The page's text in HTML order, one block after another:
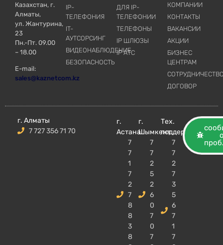
Казахстан, г.
Алматы,
ул. Жантурина,
23
Пн.-Пт. 09.00
– 18.00
E-mail:
sales@kaznetcom.kz
IP-
ТЕЛЕФОНИЯ
IT-
АУТСОРСИНГ
ВИДЕОНАБЛЮДЕНИЕ
БЕЗОПАСНОСТЬ
ДЛЯ IP-
ТЕЛЕФОНИИ
ТЕЛЕФОНЫ
IP ШЛЮЗЫ
IP АТС
КОМПАНИИ
КОНТАКТЫ
ВАКАНСИИ
АКЦИИ
БИЗНЕС
ЦЕНТРАМ
ДОГОВОР
г. Алматы
7 727 356 71 70
г.
Астана
7
7
1
7
2
7
8
8
3
8
г.
Шымкент
7
7
2
5
2
6
0
7
0
7
Тех.
поддержка
7
7
2
7
3
5
6
7
1
7